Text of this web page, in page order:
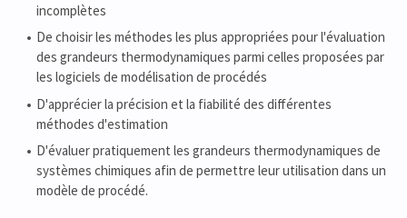
incomplètes
De choisir les méthodes les plus appropriées pour l'évaluation
des grandeurs thermodynamiques parmi celles proposées par
les logiciels de modélisation de procédés
D'apprécier la précision et la fiabilité des différentes
méthodes d'estimation
D'évaluer pratiquement les grandeurs thermodynamiques de
systèmes chimiques afin de permettre leur utilisation dans un
modèle de procédé.